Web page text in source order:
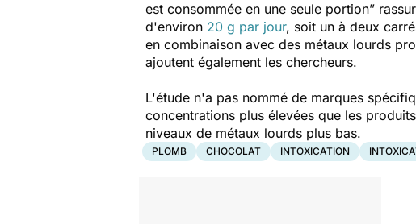
est consommée en une seule portion”
d'environ 20 g par jour, soit un à deux
en combinaison avec des métaux lourds
ajoutent également les chercheurs.
L'étude n'a pas nommé de marques
concentrations plus élevées que les
niveaux de métaux lourds plus bas.
PLOMB CHOCOLAT INTOXICATION